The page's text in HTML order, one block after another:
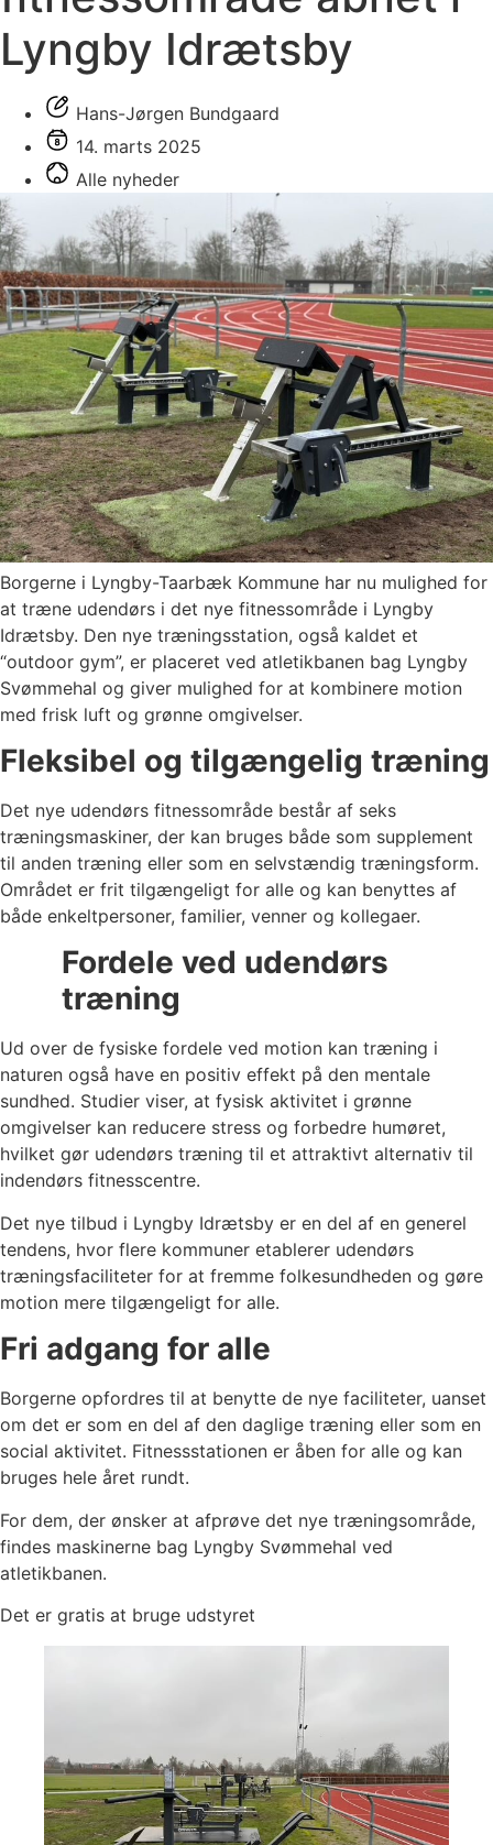
Lyngby Idrætsby
Hans-Jørgen Bundgaard
14. marts 2025
Alle nyheder
Borgerne i Lyngby-Taarbæk Kommune har nu mulighed for
at træne udendørs i det nye fitnessområde i Lyngby
Idrætsby. Den nye træningsstation, også kaldet et
“outdoor gym”, er placeret ved atletikbanen bag Lyngby
Svømmehal og giver mulighed for at kombinere motion
med frisk luft og grønne omgivelser.
Fleksibel og tilgængelig træning
Det nye udendørs fitnessområde består af seks
træningsmaskiner, der kan bruges både som supplement
til anden træning eller som en selvstændig træningsform.
Området er frit tilgængeligt for alle og kan benyttes af
både enkeltpersoner, familier, venner og kollegaer.
Fordele ved udendørs
træning
Ud over de fysiske fordele ved motion kan træning i
naturen også have en positiv effekt på den mentale
sundhed. Studier viser, at fysisk aktivitet i grønne
omgivelser kan reducere stress og forbedre humøret,
hvilket gør udendørs træning til et attraktivt alternativ til
indendørs fitnesscentre.
Det nye tilbud i Lyngby Idrætsby er en del af en generel
tendens, hvor flere kommuner etablerer udendørs
træningsfaciliteter for at fremme folkesundheden og gøre
motion mere tilgængeligt for alle.
Fri adgang for alle
Borgerne opfordres til at benytte de nye faciliteter, uanset
om det er som en del af den daglige træning eller som en
social aktivitet. Fitnessstationen er åben for alle og kan
bruges hele året rundt.
For dem, der ønsker at afprøve det nye træningsområde,
findes maskinerne bag Lyngby Svømmehal ved
atletikbanen.
Det er gratis at bruge udstyret